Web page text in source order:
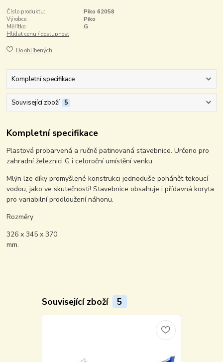
Číslo produktu:
Piko 62058
Výrobce:
Piko
Měřítko:
G
Hlídat cenu / dostupnost
Do oblíbených
Kompletní specifikace
Související zboží 5
Kompletní specifikace
Plastová probarvená a ručně patinovaná stavebnice. Určeno pro
zahradní železnici G i celoroční umístění venku.
Mlýn lze díky promyšlené konstrukci jednoduše pohánět tekoucí
vodou, jako ve skutečnosti! Stavebnice obsahuje i přídavná koryta
pro variabilní prodloužení náhonu.
Rozměry
326 x 345 x 370
mm.
Související zboží 5